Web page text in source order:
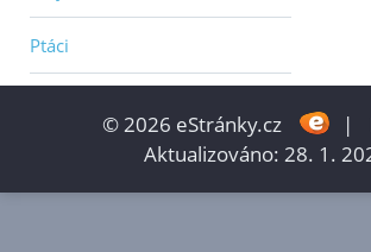
Ptáci
© 2026 eStránky.cz |
Aktualizováno: 28. 1.